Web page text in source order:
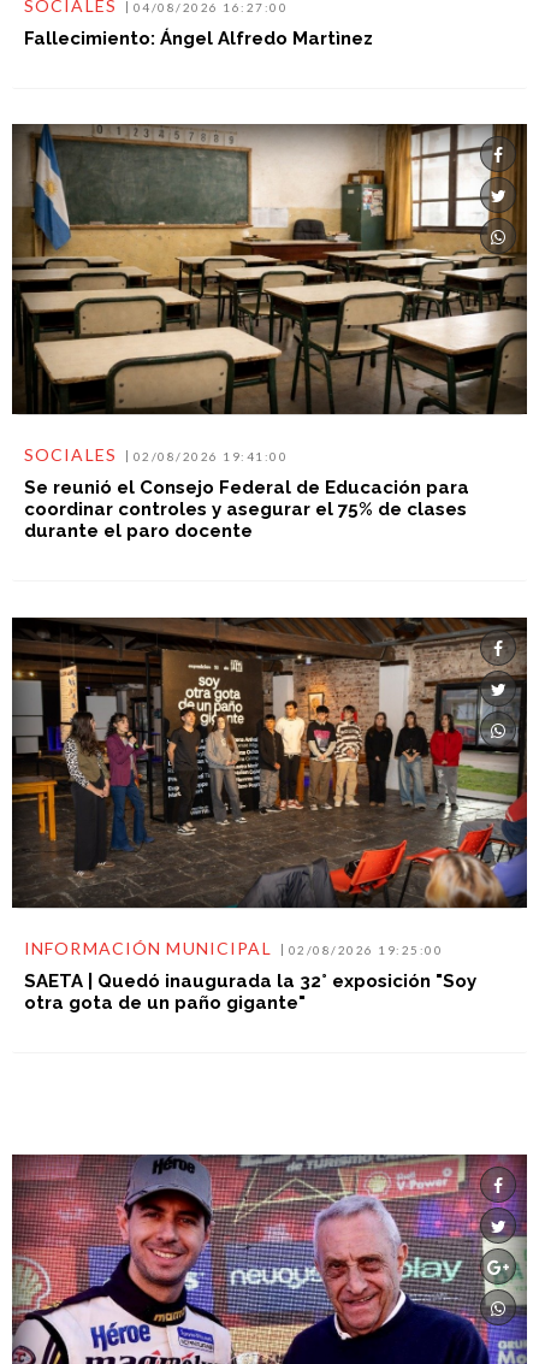
SOCIALES 04/08/2026 16:27:00
Fallecimiento: Ángel Alfredo Martìnez
SOCIALES 02/08/2026 19:41:00
Se reunió el Consejo Federal de Educación para
coordinar controles y asegurar el 75% de clases
durante el paro docente
INFORMACIÓN MUNICIPAL 02/08/2026 19:25:00
SAETA | Quedó inaugurada la 32° exposición "Soy
otra gota de un paño gigante"